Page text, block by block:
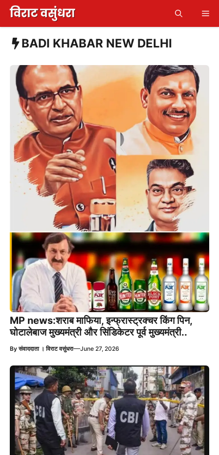
Skip
content
BADI KHABAR NEW DELHI
MP news:शराब माफिया, इन्फ्रास्ट्रक्चर किंग पिन,
घोटालेबाज मुख्यमंत्री और सिंडिकेटर पूर्व मुख्यमंत्री..
Byसंवाददाता । विराट वसुंधरा—June 27, 2026